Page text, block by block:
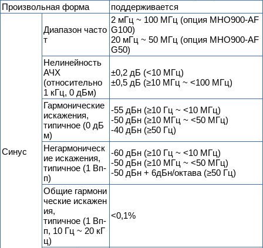
Произвольная форма
поддерживается
Синус
Диапазон часто
т
2 мГц ~ 100 МГц (опция MHO900-AF
G100)
20 мГц ~ 50 МГц (опция MHO900-AF
G50)
Нелинейность
АЧХ
(относительно
1 кГц, 0 дБм)
±0,2 дБ (<10 МГц)
±0,5 дБ (≥10 МГц ~ <100 МГц)
Гармонические
искажения,
типичное (0 дБ
м)
-55 дБн (≥10 Гц ~ <10 МГц)
-50 дБн (≥10 МГц ~ <50 МГц)
-40 дБн (≥50 Гц)
Негармоническ
ие искажения,
типичное (1 Вп-
п)
-60 дБн (≥10 Гц ~ <10 МГц)
-50 дБн (≥10 МГц ~ <50 МГц)
-50 дБн + 6дБн/октава (≥50 Гц)
Общие гармони
ческие искажен
ия,
типичное (1 Вп-
п, 10 Гц ~ 20 кГ
ц)
<0,1%